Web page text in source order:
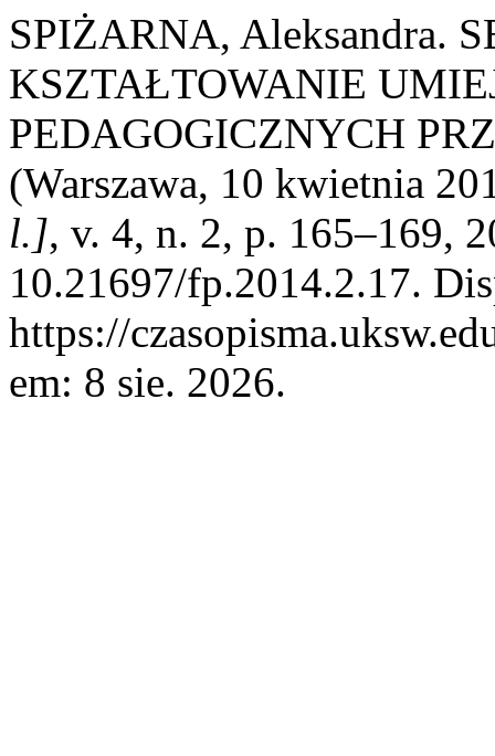
SPIŻARNA, Aleksandra.
KSZTAŁTOWANIE
PEDAGOGICZNYCH
(Warszawa, 10 kwietnia
l.], v. 4, n. 2, p. 165–169,
10.21697/fp.2014.2.17.
https://
em: 8 sie. 2026.